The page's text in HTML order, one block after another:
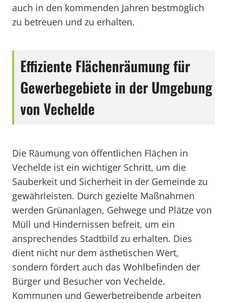
auch in den kommenden Jahren bestmöglich
zu betreuen und zu erhalten.
Effiziente Flächenräumung für
Gewerbegebiete in der Umgebung
von Vechelde
Die Räumung von öffentlichen Flächen in
Vechelde ist ein wichtiger Schritt, um die
Sauberkeit und Sicherheit in der Gemeinde zu
gewährleisten. Durch gezielte Maßnahmen
werden Grünanlagen, Gehwege und Plätze von
Müll und Hindernissen befreit, um ein
ansprechendes Stadtbild zu erhalten. Dies
dient nicht nur dem ästhetischen Wert,
sondern fördert auch das Wohlbefinden der
Bürger und Besucher von Vechelde.
Kommunen und Gewerbetreibende arbeiten